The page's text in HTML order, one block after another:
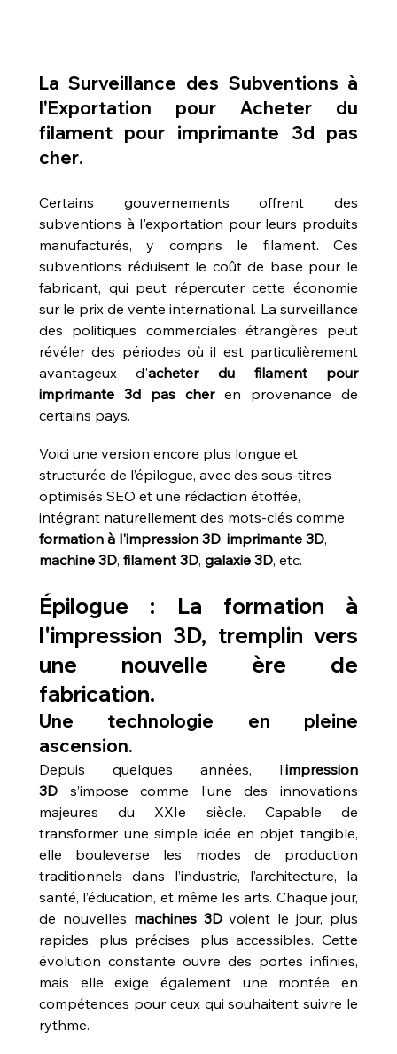
La Surveillance des Subventions à
l'Exportation pour Acheter du
filament pour imprimante 3d pas
cher.
Certains gouvernements offrent des
subventions à l'exportation pour leurs produits
manufacturés, y compris le filament. Ces
subventions réduisent le coût de base pour le
fabricant, qui peut répercuter cette économie
sur le prix de vente international. La surveillance
des politiques commerciales étrangères peut
révéler des périodes où il est particulièrement
avantageux d'acheter du filament pour
imprimante 3d pas cher en provenance de
certains pays.
Voici une version encore plus longue et
structurée de l’épilogue, avec des sous-titres
optimisés SEO et une rédaction étoffée,
intégrant naturellement des mots-clés comme
formation à l'impression 3D, imprimante 3D,
machine 3D, filament 3D, galaxie 3D, etc.
Épilogue : La formation à
l'impression 3D, tremplin vers
une nouvelle ère de
fabrication.
Une technologie en pleine
ascension.
Depuis quelques années, l’impression
3D s’impose comme l’une des innovations
majeures du XXIe siècle. Capable de
transformer une simple idée en objet tangible,
elle bouleverse les modes de production
traditionnels dans l’industrie, l’architecture, la
santé, l’éducation, et même les arts. Chaque jour,
de nouvelles machines 3D voient le jour, plus
rapides, plus précises, plus accessibles. Cette
évolution constante ouvre des portes infinies,
mais elle exige également une montée en
compétences pour ceux qui souhaitent suivre le
rythme.